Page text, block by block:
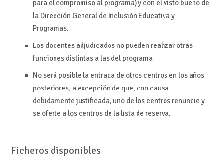
para el compromiso al programa) y con el visto bueno de
la Dirección General de Inclusión Educativa y
Programas.
Los docentes adjudicados no pueden realizar otras
funciones distintas a las del programa
No será posible la entrada de otros centros en los años
posteriores, a excepción de que, con causa
debidamente justificada, uno de los centros renuncie y
se oferte a los centros de la lista de reserva.
Ficheros disponibles